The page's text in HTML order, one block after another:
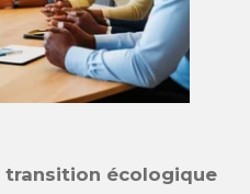
transition écologique